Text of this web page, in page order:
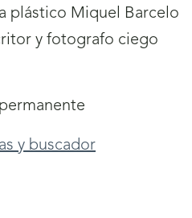
plástico Miquel Barcelo
y fotografo ciego
y buscador